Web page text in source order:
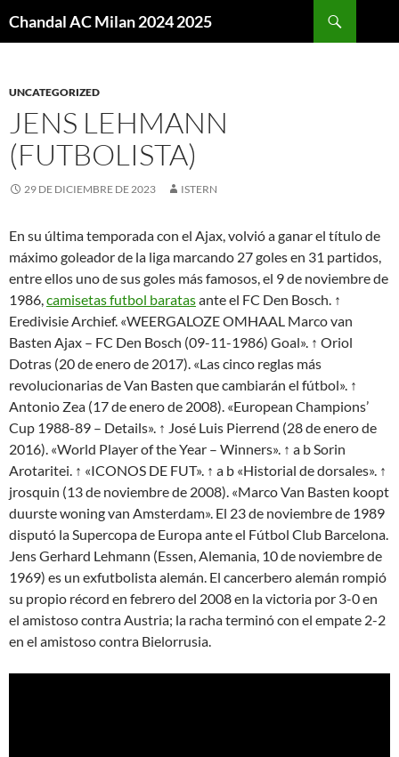
Chandal AC Milan 2024 2025
UNCATEGORIZED
JENS LEHMANN
(FUTBOLISTA)
29 DE DICIEMBRE DE 2023 ISTERN
En su última temporada con el Ajax, volvió a ganar el título de
máximo goleador de la liga marcando 27 goles en 31 partidos,
entre ellos uno de sus goles más famosos, el 9 de noviembre de
1986,camisetas futbol baratasante el FC Den Bosch. ↑
Eredivisie Archief. «WEERGALOZE OMHAAL Marco van
Basten Ajax – FC Den Bosch (09-11-1986) Goal». ↑ Oriol
Dotras (20 de enero de 2017). «Las cinco reglas más
revolucionarias de Van Basten que cambiarán el fútbol». ↑
Antonio Zea (17 de enero de 2008). «European Champions’
Cup 1988-89 – Details». ↑ José Luis Pierrend (28 de enero de
2016). «World Player of the Year – Winners». ↑ a b Sorin
Arotaritei. ↑ «ICONOS DE FUT». ↑ a b «Historial de dorsales». ↑
jrosquin (13 de noviembre de 2008). «Marco Van Basten koopt
duurste woning van Amsterdam». El 23 de noviembre de 1989
disputó la Supercopa de Europa ante el Fútbol Club Barcelona.
Jens Gerhard Lehmann (Essen, Alemania, 10 de noviembre de
1969) es un exfutbolista alemán. El cancerbero alemán rompió
su propio récord en febrero del 2008 en la victoria por 3-0 en
el amistoso contra Austria; la racha terminó con el empate 2-2
en el amistoso contra Bielorrusia.